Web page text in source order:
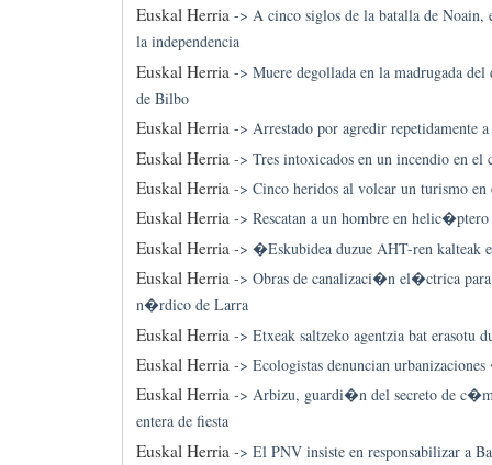
Euskal Herria-> A cinco siglos de la batalla de Noain,
la independencia
Euskal Herria -> Muere degollada en la madrugada
de Bilbo
Euskal Herria-> Arrestado por agredir repetidamente
Euskal Herria -> Tres intoxicados en un incendio en el
Euskal Herria-> Cinco heridos al volcar un turismo en
Euskal Herria-> Rescatan a un hombre en
Euskal Herria -> �Eskubidea duzue AHT-ren kalteak
Euskal Herria-> Obras de canalizaci�n el�ctrica
n�rdico de Larra
Euskal Herria -> Etxeak saltzeko agentzia bat erasotu
Euskal Herria-> Ecologistas denuncian
Euskal Herria-> Arbizu, guardi�n del secreto de
entera de fiesta
Euskal Herria -> El PNV insiste en responsabilizar a